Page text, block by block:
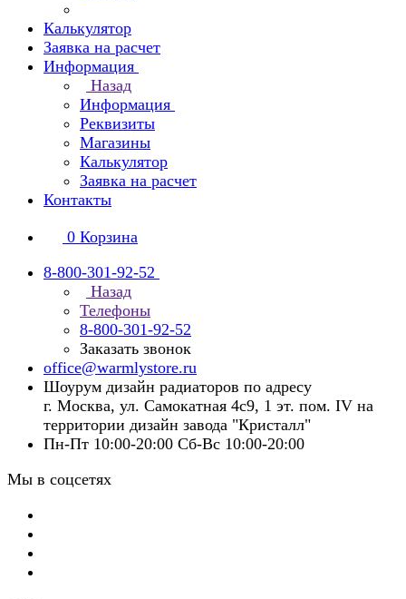
Калькулятор
Заявка на расчет
Информация
Назад
Информация
Реквизиты
Магазины
Калькулятор
Заявка на расчет
Контакты
0 Корзина
8-800-301-92-52
Назад
Телефоны
8-800-301-92-52
Заказать звонок
office@warmlystore.ru
Шоурум дизайн радиаторов по адресу
г. Москва, ул. Самокатная 4с9, 1 эт. пом. IV на
территории дизайн завода "Кристалл"
Пн-Пт 10:00-20:00 Сб-Вс 10:00-20:00
Мы в соцсетях